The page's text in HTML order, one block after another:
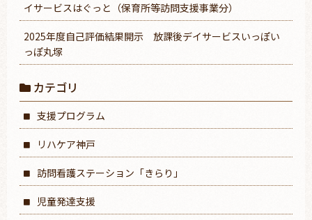
イサービスはぐっと（保育所等訪問支援事業分）
2025年度自己評価結果開示 放課後デイサービスいっぽい
っぽ丸塚
カテゴリ
支援プログラム
リハケア神戸
訪問看護ステーション「きらり」
児童発達支援